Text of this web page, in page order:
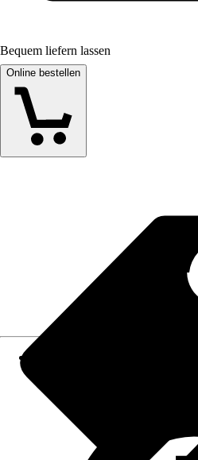
Bequem liefern lassen
Online bestellen